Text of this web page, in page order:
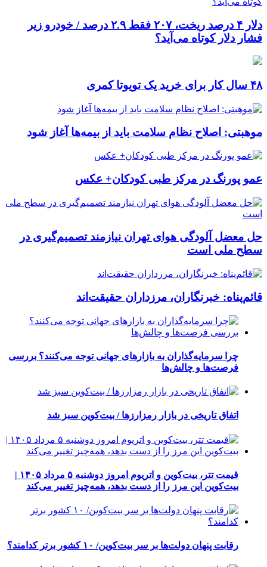
دلار ۴ درصد ریخت، ۲۰۷ فقط ۲.۹ درصد / خودرو زیر
فشار دلار کوتاه می‌آید؟
۴۸ سال کار برای خرید یک تویوتا کمری
موهبتی: اصلاح نظام سلامت باید از بیمه‌ها آغاز شود
عمو پورنگ در مرکز طبی کودکان+ عکس
حل معضل آلودگی هوای تهران نیازمند تصمیم‌گیری در
سطح ملی است
قائم‌پناه: ‏خبرنگاران، مرزداران حقیقت‌اند
چرا سرمایه‌گذاران به بازارهای جهانی توجه می‌کنند؟ بررسی
فرصت‌ها و چالش‌ها
اتفاق تاریخی در بازار رمزارزها / بیت‌کوین سبز شد
قیمت تتر، بیت‌کوین و اتریوم امروز دوشنبه ۵ مرداد ۱۴۰۵ |
بیت‌کوین این مرز را از دست بدهد، همه‌چیز تغییر می‌کند
رقابت پنهان دولت‌ها بر سر بیت‌کوین/ ۱۰ کشور برتر کدامند؟